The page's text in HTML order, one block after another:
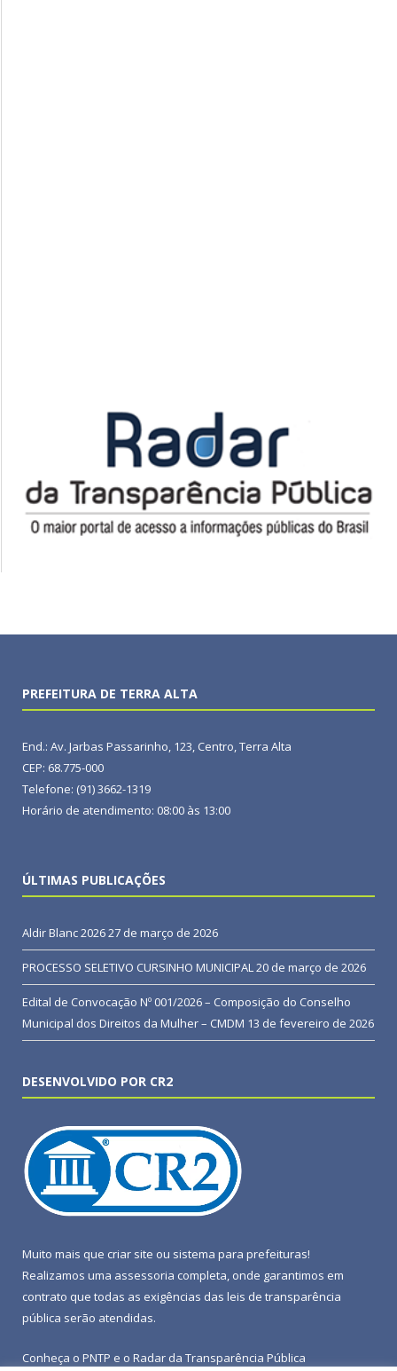
PREFEITURA DE TERRA ALTA
End.: Av. Jarbas Passarinho, 123, Centro, Terra Alta
CEP: 68.775-000
Telefone: (91) 3662-1319
Horário de atendimento: 08:00 às 13:00
ÚLTIMAS PUBLICAÇÕES
Aldir Blanc 202627 de março de 2026
PROCESSO SELETIVO CURSINHO MUNICIPAL20 de março de 2026
Edital de Convocação Nº 001/2026 – Composição do Conselho
Municipal dos Direitos da Mulher – CMDM 13 de fevereiro de 2026
DESENVOLVIDO POR CR2
Muito mais que criar site ou sistema para prefeituras!
Realizamos uma assessoria completa, onde garantimos em
contrato que todas as exigências das leis de transparência
pública serão atendidas.
Conheça o PNTP e o Radar da Transparência Pública